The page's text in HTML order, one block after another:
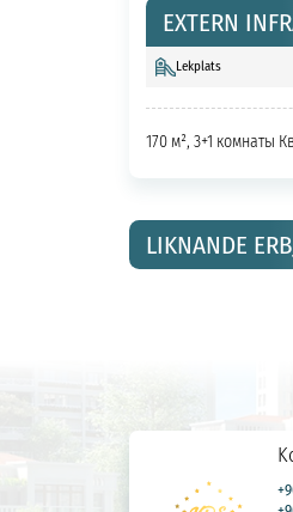
EXTERN
Lekplats
170 м², 3+1 комнаты
LIKNANDE